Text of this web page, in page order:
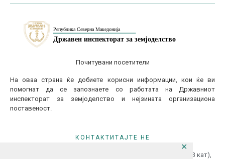
✕
Почитувани посетители
На оваа страна ќе добиете корисни информации, кои ќе ви
помогнат да се запознаете со работата на Државниот
инспекторат за земјоделство и нејзината организациона
поставеност.
КОНТАКТИТАЈТЕ НЕ
ул.Гоце Делчев бр.18 (Македонска Радио Телевизија 13 кат),